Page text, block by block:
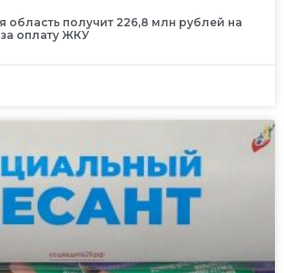
область получит 226,8 млн рублей на
оплату ЖКУ